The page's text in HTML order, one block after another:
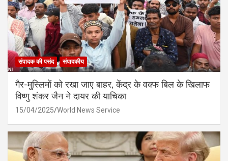
संपादक की पसंद संपादकीय
गैर-मुस्लिमों को रखा जाए बाहर, केंद्र के वक्फ बिल के खिलाफ
विष्णु शंकर जैन ने दायर की याचिका
15/04/2025 World News Service